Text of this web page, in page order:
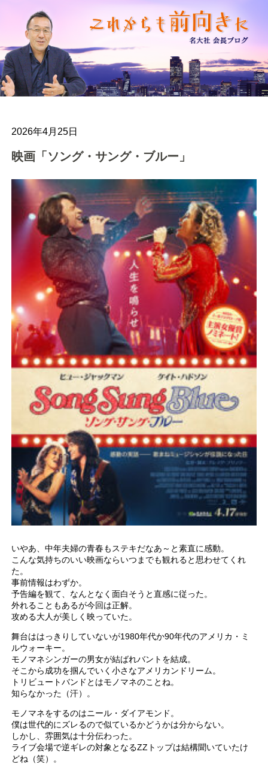
2026年4月25日
映画「ソング・サング・ブルー」
いやあ、中年夫婦の青春もステキだなあ～と素直に感動。
こんな気持ちのいい映画ならいつまでも観れると思わせてくれ
た。
事前情報はわずか。
予告編を観て、なんとなく面白そうと直感に従った。
外れることもあるが今回は正解。
攻める大人が美しく映っていた。
舞台ははっきりしていないが1980年代か90年代のアメリカ・ミ
ルウォーキー。
モノマネシンガーの男女が結ばれバントを結成。
そこから成功を掴んでいく小さなアメリカンドリーム。
トリビュートバンドとはモノマネのことね。
知らなかった（汗）。
モノマネをするのはニール・ダイアモンド。
僕は世代的にズレるので似ているかどうかは分からない。
しかし、雰囲気は十分伝わった。
ライブ会場で逆ギレの対象となるZZトップは結構聞いていたけ
どね（笑）。